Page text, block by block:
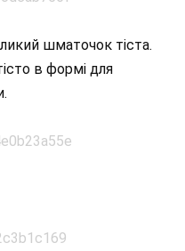
шматочок тіста.
в формі для